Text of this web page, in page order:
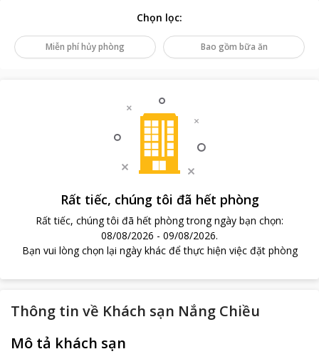
Chọn lọc:
Miễn phí hủy phòng Bao gồm bữa ăn
Rất tiếc, chúng tôi đã hết phòng
Rất tiếc, chúng tôi đã hết phòng trong ngày bạn chọn:
08/08/2026 - 09/08/2026.
Bạn vui lòng chọn lại ngày khác để thực hiện việc đặt phòng
Thông tin về Khách sạn Nắng Chiều
Mô tả khách sạn